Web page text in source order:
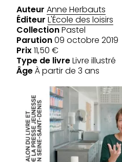
Auteur Anne Herbauts
Éditeur L'École des loisirs
CollectionPastel
Parution09 octobre 2019
Prix11,50 €
Type de livreLivre illustré
ÂgeÀ partir de 3 ans